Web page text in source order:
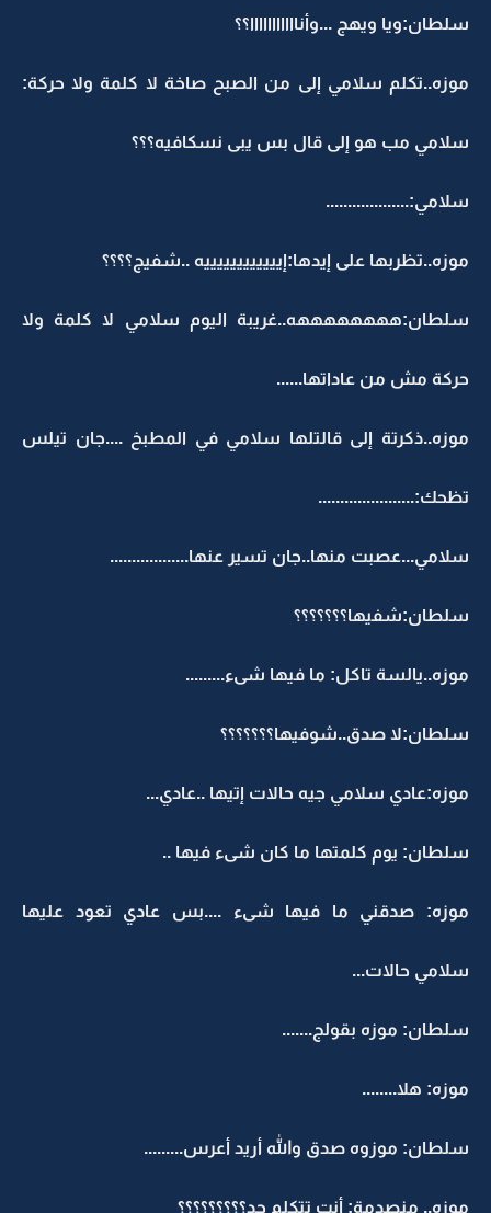
سلطان:ويا ويهج ...وأنااااااااااا؟؟
موزه..تكلم سلامي إلى من الصبح صاخة لا كلمة ولا حركة:
سلامي مب هو إلى قال بس يبى نسكافيه؟؟؟
سلامي:...................
موزه..تظربها على إيدها:إييييييييييييه ..شفيج؟؟؟؟
سلطان:ههههههههه..غريبة اليوم سلامي لا كلمة ولا
حركة مش من عاداتها......
موزه..ذكرتة إلى قالتلها سلامي في المطبخ ....جان تيلس
تظحك:......................
سلامي...عصبت منها..جان تسير عنها..................
سلطان:شفيها؟؟؟؟؟؟؟
موزه..يالسة تاكل: ما فيها شىء.........
سلطان:لا صدق..شوفيها؟؟؟؟؟؟؟
موزه:عادي سلامي جيه حالات إتيها ..عادي...
سلطان: يوم كلمتها ما كان شىء فيها ..
موزه: صدقني ما فيها شىء ....بس عادي تعود عليها
سلامي حالات...
سلطان: موزه بقولج.......
موزه: هلا........
سلطان: موزوه صدق والله أريد أعرس.........
موزه.. منصدمة: أنت تتكلم جد؟؟؟؟؟؟؟؟؟